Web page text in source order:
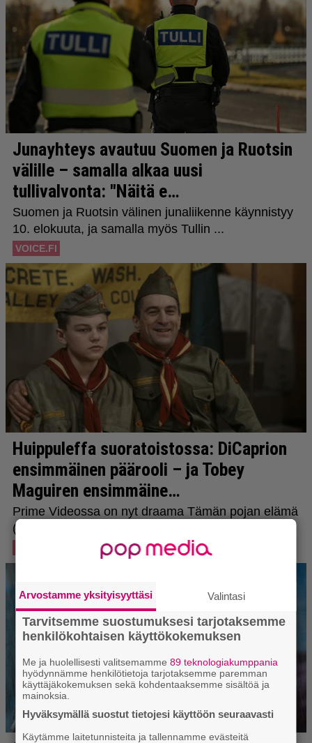
Arvostamme yksityisyyttäsi Valintasi
Tarvitsemme suostumuksesi tarjotaksemme
henkilökohtaisen käyttökokemuksen
Me ja huolellisesti valitsemamme89 teknologiakumppania
hyödynnämme henkilötietoja tarjotaksemme paremman
käyttäjäkokemuksen sekä kohdentaaksemme sisältöä ja
mainoksia.
Hyväksymällä suostut tietojesi käyttöön seuraavasti
Käytämme laitetunnisteita ja tallennamme evästeitä